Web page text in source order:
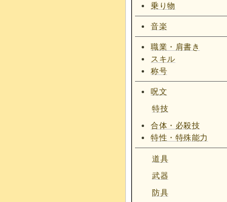
乗り物
音楽
職業・肩書き
スキル
称号
呪文
特技
合体・必殺技
特性・特殊能力
道具
武器
防具